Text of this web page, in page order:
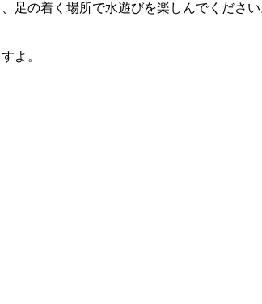
足の着く場所で水遊びを楽しんでくださ
よ。